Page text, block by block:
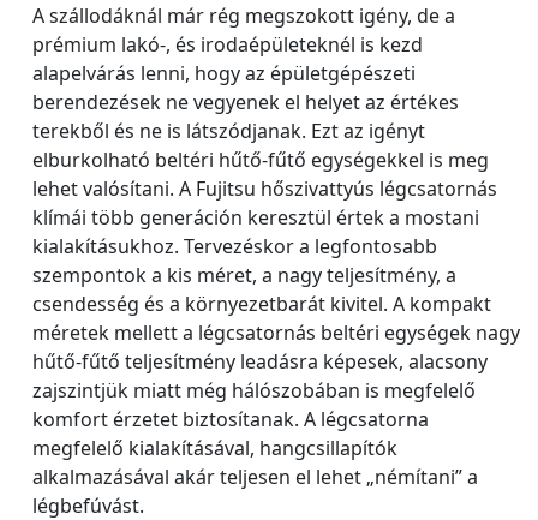
A szállodáknál már rég megszokott igény, de a
prémium lakó-, és irodaépületeknél is kezd
alapelvárás lenni, hogy az épületgépészeti
berendezések ne vegyenek el helyet az értékes
terekből és ne is látszódjanak. Ezt az igényt
elburkolható beltéri hűtő-fűtő egységekkel is meg
lehet valósítani. A Fujitsu hőszivattyús légcsatornás
klímái több generáción keresztül értek a mostani
kialakításukhoz. Tervezéskor a legfontosabb
szempontok a kis méret, a nagy teljesítmény, a
csendesség és a környezetbarát kivitel. A kompakt
méretek mellett a légcsatornás beltéri egységek nagy
hűtő-fűtő teljesítmény leadásra képesek, alacsony
zajszintjük miatt még hálószobában is megfelelő
komfort érzetet biztosítanak. A légcsatorna
megfelelő kialakításával, hangcsillapítók
alkalmazásával akár teljesen el lehet „némítani” a
légbefúvást.